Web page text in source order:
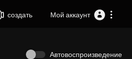
создать Мой аккаунт
Автовоспроизведение